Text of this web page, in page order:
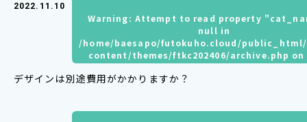
2022.11.10
Warning: Attempt to read property
null in
/home/baesapo/futokuho.cloud/
content/themes/ftkc202406/archive.php
デザインは別途費用がかかりますか？